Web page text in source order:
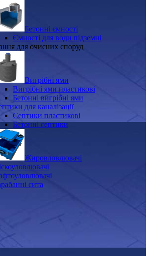
Бетонні ємності
Ємності для води підземні
для очисних споруд
Вигрібні ями
Вигрібні ями пластикові
Бетонні вигрібні ями
для каналізації
Септики пластикові
Бетонні септики
Жировловлювачі
сита